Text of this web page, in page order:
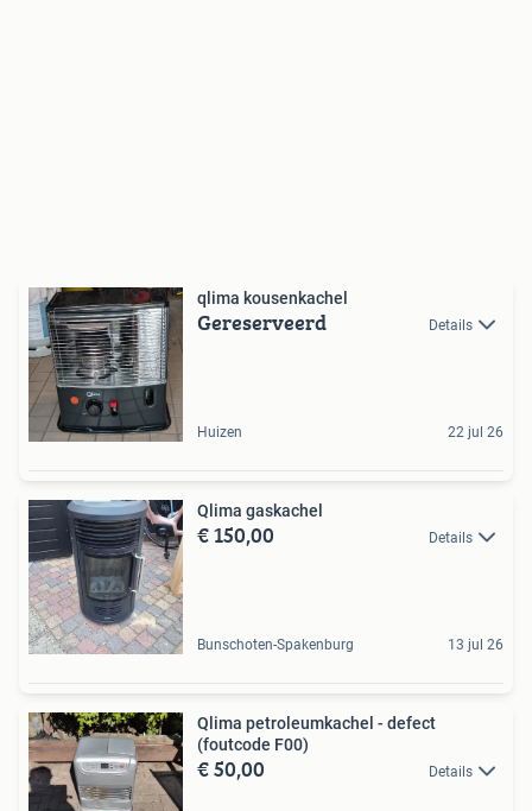
qlima kousenkachel
Gereserveerd Details
Huizen 22 jul 26
Qlima gaskachel
€ 150,00 Details
Bunschoten-Spakenburg 13 jul 26
Qlima petroleumkachel - defect
(foutcode F00)
€ 50,00 Details